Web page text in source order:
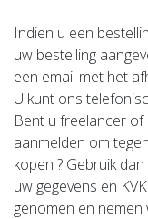
Indien u een
uw bestelling
een email met het
U kunt ons
Bent u freelancer
aanmelden om
kopen ? Gebruik
uw gegevens en
genomen en